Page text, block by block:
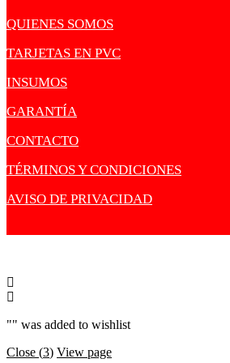
QUIENES SOMOS
TARJETAS EN PVC
INSUMOS
GARANTÍA
CONTACTO
TÉRMINOS Y CONDICIONES
AVISO DE PRIVACIDAD
"" was added to wishlist
Close (3) View page